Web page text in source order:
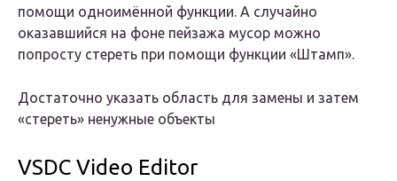
помощи одноимённой функции. А случайно
оказавшийся на фоне пейзажа мусор можно
попросту стереть при помощи функции «Штамп».
Достаточно указать область для замены и затем
«стереть» ненужные объекты
VSDC Video Editor